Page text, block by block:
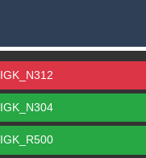
IGK_N312
IGK_N304
IGK_R500